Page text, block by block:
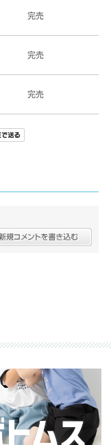
完売
完売
完売